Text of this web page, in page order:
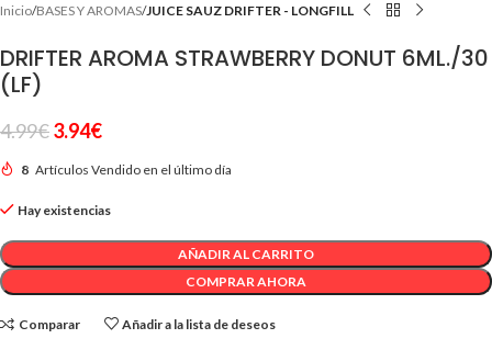
Inicio BASES Y AROMAS JUICE SAUZ DRIFTER - LONGFILL
DRIFTER AROMA STRAWBERRY DONUT 6ML./30
(LF)
4.99€3.94€
8 Artículos Vendido en el último día
Hay existencias
AÑADIR AL CARRITO
COMPRAR AHORA
Comparar Añadir a la lista de deseos